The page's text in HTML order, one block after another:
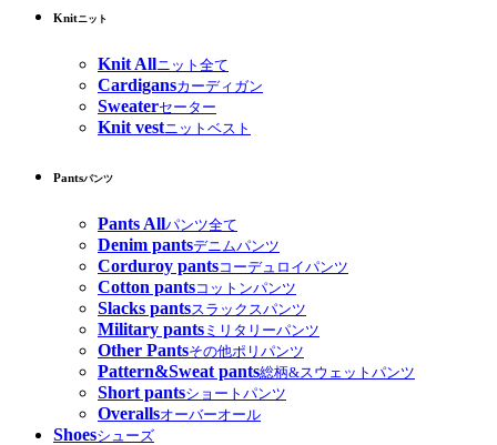
Knitニット
Knit Allニット全て
Cardigansカーディガン
Sweaterセーター
Knit vestニットベスト
Pantsパンツ
Pants Allパンツ全て
Denim pantsデニムパンツ
Corduroy pantsコーデュロイパンツ
Cotton pantsコットンパンツ
Slacks pantsスラックスパンツ
Military pants ミリタリーパンツ
Other Pantsその他ポリパンツ
Pattern&Sweat pants総柄&スウェットパンツ
Short pantsショートパンツ
Overallsオーバーオール
Shoesシューズ